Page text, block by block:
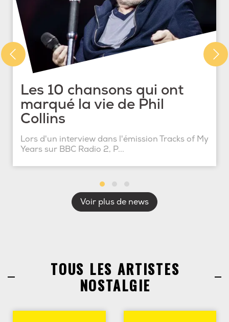
Les 10 chansons qui ont
marqué la vie de Phil
Collins
Lors d'un interview dans l'émission Tracks of My
Years sur BBC Radio 2, P...
Voir plus de news
TOUS LES ARTISTES
NOSTALGIE